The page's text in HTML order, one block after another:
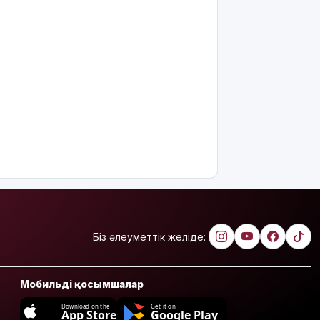
Біз әлеуметтік желіде:
Мобильді қосымшалар
Download on the
App Store
Get it on
Google Play